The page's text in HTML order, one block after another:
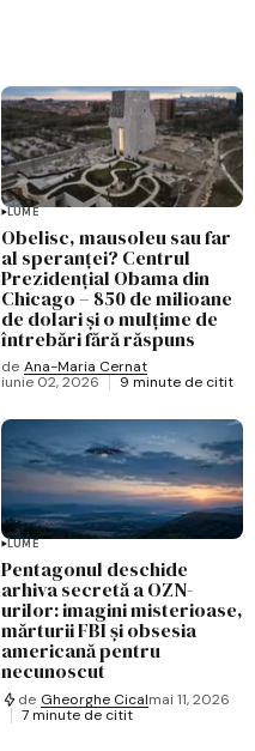
LUME
Obelisc, mausoleu sau far
al speranței? Centrul
Prezidențial Obama din
Chicago – 850 de milioane
de dolari și o mulțime de
întrebări fără răspuns
de Ana-Maria Cernat
iunie 02, 2026
9 minute de citit
LUME
Pentagonul deschide
arhiva secretă a OZN-
urilor: imagini misterioase,
mărturii FBI și obsesia
americană pentru
necunoscut
de Gheorghe Cicalmai 11, 2026
7 minute de citit